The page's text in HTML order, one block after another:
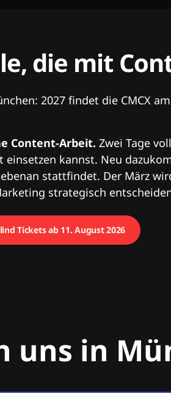
die mit
2027 findet die CMCX
Content-Arbeit. Zwei Tage
kannst. Neu
stattfindet. Der März
strategisch
Tickets ab 11. August 2026
uns in